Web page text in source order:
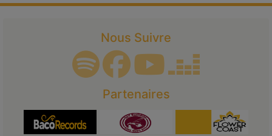
Nous Suivre
Partenaires